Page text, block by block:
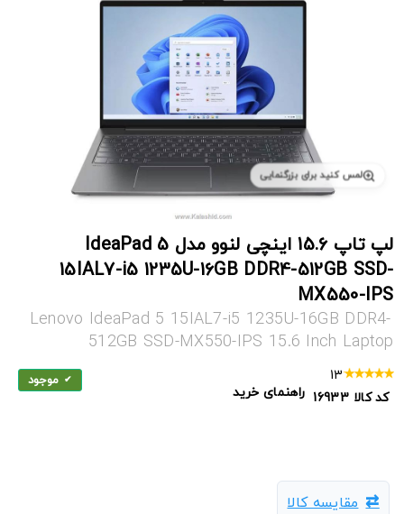
لمس کنید برای بزرگنمایی
لپ تاپ 15.6 اینچی لنوو مدل IdeaPad 5
15IAL7-i5 1235U-16GB DDR4-512GB SSD-
MX550-IPS
Lenovo IdeaPad 5 15IAL7-i5 1235U-16GB DDR4-
512GB SSD-MX550-IPS 15.6 Inch Laptop
13 موجود
کد کالا 16933 راهنمای خرید
مقایسه کالا